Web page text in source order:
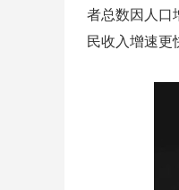
者总数因人口
民收入增速更